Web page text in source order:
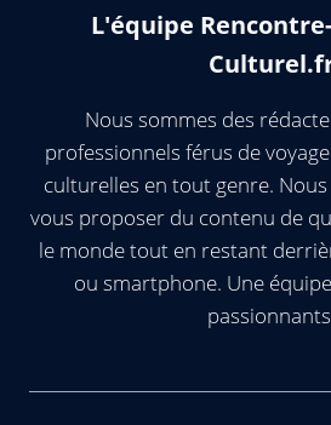
L'équipe
Nous sommes des
professionnels férus de
culturelles en tout genre.
vous proposer du contenu de
le monde tout en restant
ou smartphone. Une